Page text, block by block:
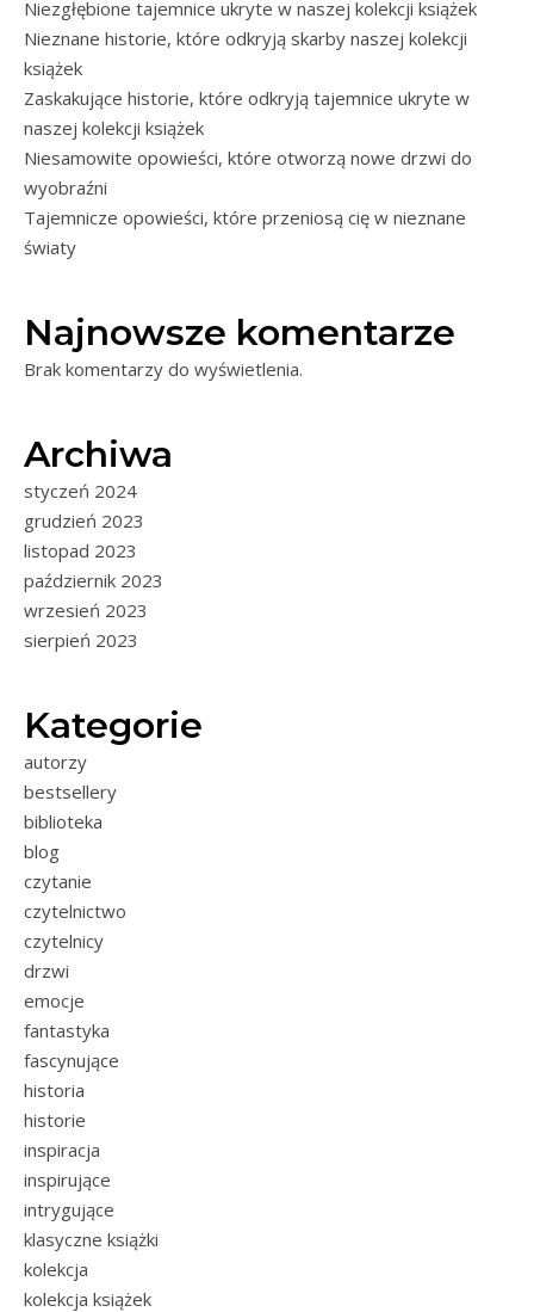
Niezgłębione tajemnice ukryte w naszej kolekcji książek
Nieznane historie, które odkryją skarby naszej kolekcji
książek
Zaskakujące historie, które odkryją tajemnice ukryte w
naszej kolekcji książek
Niesamowite opowieści, które otworzą nowe drzwi do
wyobraźni
Tajemnicze opowieści, które przeniosą cię w nieznane
światy
Najnowsze komentarze
Brak komentarzy do wyświetlenia.
Archiwa
styczeń 2024
grudzień 2023
listopad 2023
październik 2023
wrzesień 2023
sierpień 2023
Kategorie
autorzy
bestsellery
biblioteka
blog
czytanie
czytelnictwo
czytelnicy
drzwi
emocje
fantastyka
fascynujące
historia
historie
inspiracja
inspirujące
intrygujące
klasyczne książki
kolekcja
kolekcja książek